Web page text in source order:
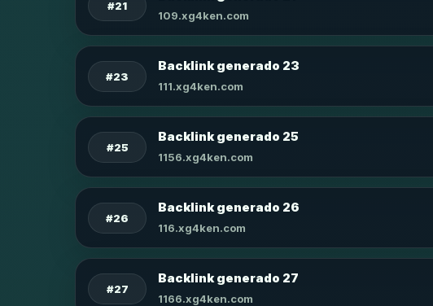
#21
109.xg4ken.com
#23
Backlink generado 23
111.xg4ken.com
#25
Backlink generado 25
1156.xg4ken.com
#26
Backlink generado 26
116.xg4ken.com
#27
Backlink generado 27
1166.xg4ken.com